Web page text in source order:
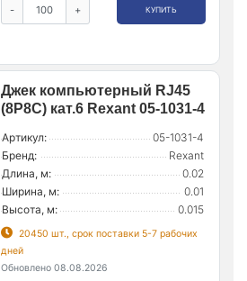
- + КУПИТЬ
Джек компьютерный RJ45
(8P8C) кат.6 Rexant 05-1031-4
Артикул:
05-1031-4
Бренд:
Rexant
Длина, м:
0.02
Ширина, м:
0.01
Высота, м:
0.015
20450 шт., срок поставки 5-7 рабочих
дней
Обновлено 08.08.2026